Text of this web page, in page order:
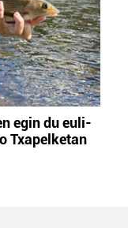
egin du euli-
Txapelketan